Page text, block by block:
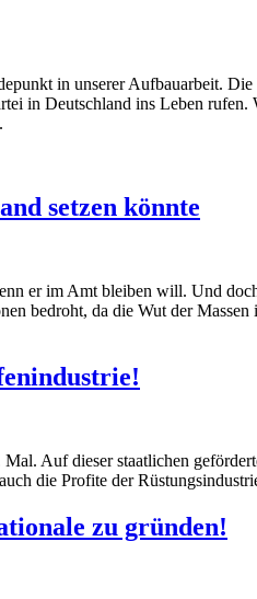
in unserer Aufbauarbeit.
in Deutschland ins Leben
setzen könnte
er im Amt bleiben will. Und
bedroht, da die Wut der
Auf dieser staatlichen
die Profite der
zu gründen!